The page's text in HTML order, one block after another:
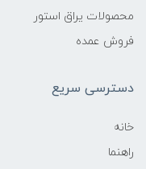
محصولات یراق استور
فروش عمده
دسترسی سریع
خانه
راهنما